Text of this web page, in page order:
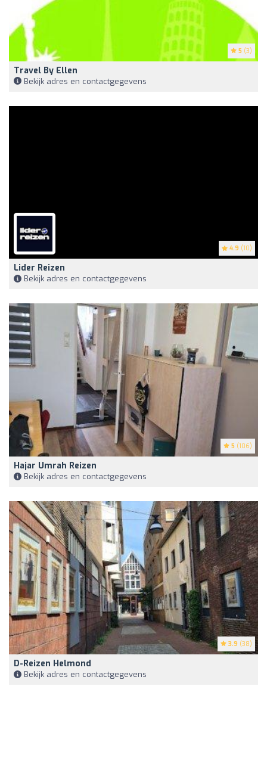
5 (3)
Travel By Ellen
Bekijk adres en contactgegevens
4.9 (10)
Lider Reizen
Bekijk adres en contactgegevens
5 (106)
Hajar Umrah Reizen
Bekijk adres en contactgegevens
3.9 (38)
D-Reizen Helmond
Bekijk adres en contactgegevens